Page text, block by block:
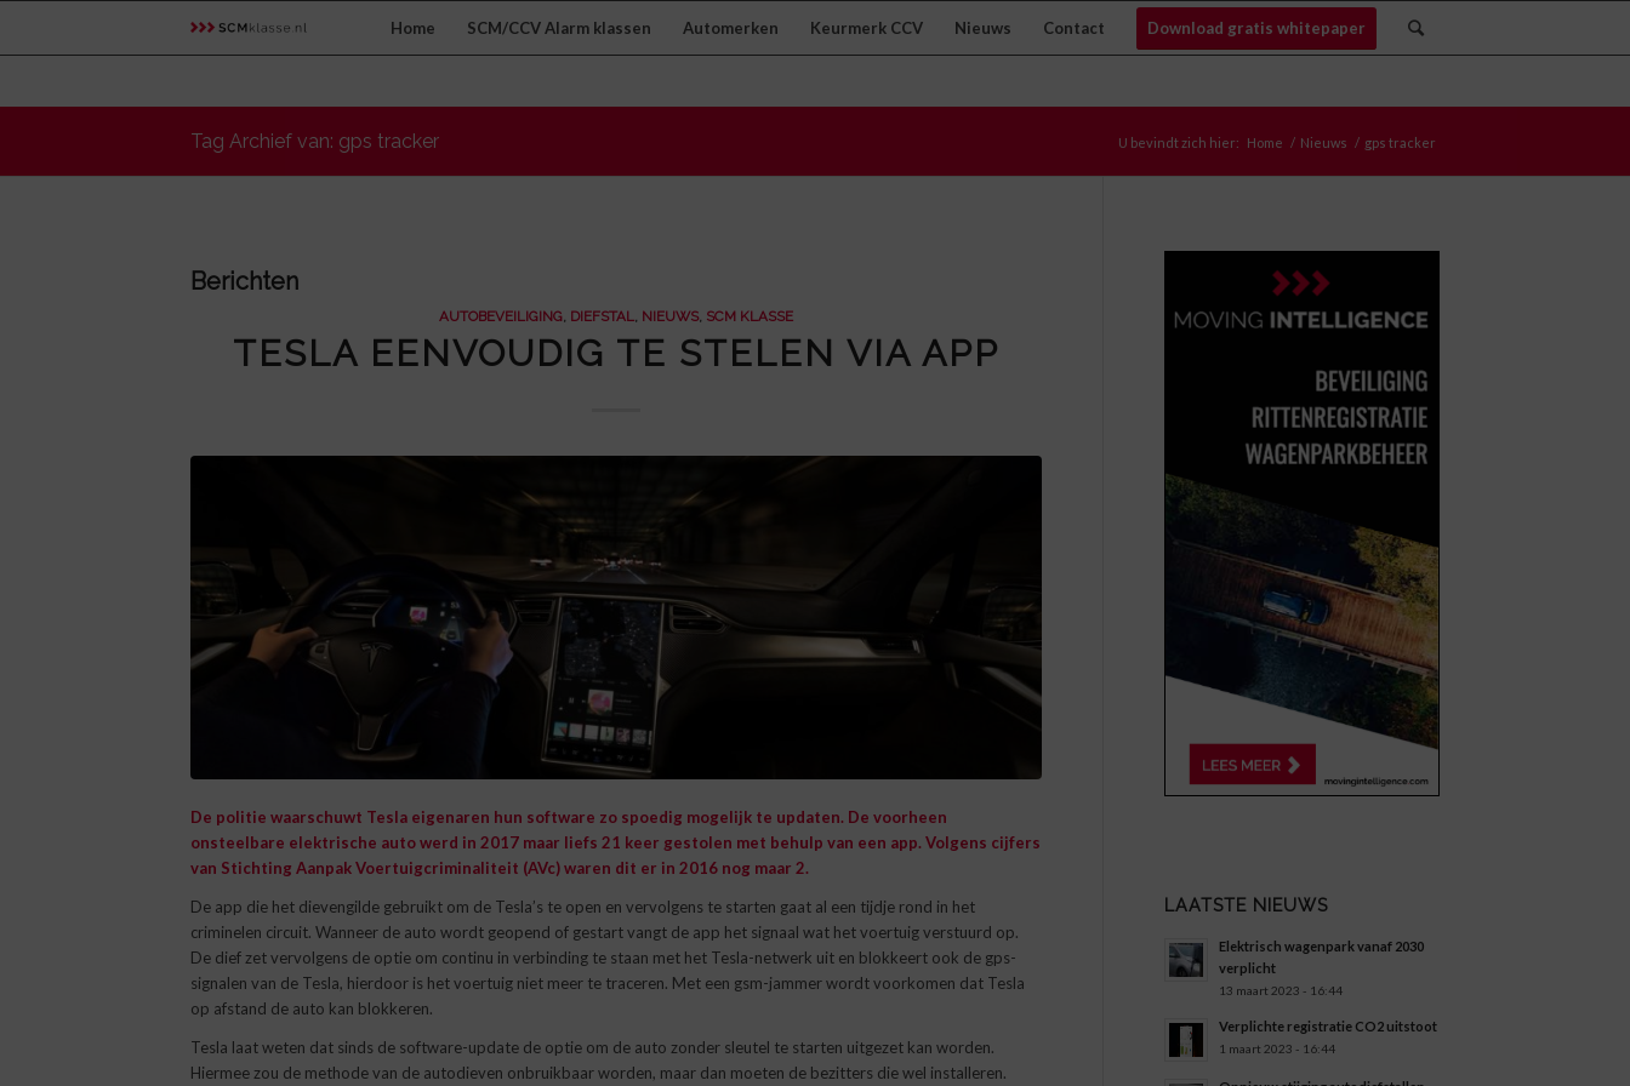
Home SCM/CCV Alarm klassen Automerken Keurmerk CCV Nieuws Contact Download gratis whitepaper
Tag Archief van: gps tracker U bevindt zich hier: Home / Nieuws / gps tracker
Berichten
AUTOBEVEILIGING, DIEFSTAL, NIEUWS, SCM KLASSE
TESLA EENVOUDIG TE STELEN VIA APP
De politie waarschuwt Tesla eigenaren hun software zo spoedig mogelijk te updaten. De voorheen
onsteelbare elektrische auto werd in 2017 maar liefs 21 keer gestolen met behulp van een app. Volgens cijfers
van Stichting Aanpak Voertuigcriminaliteit (AVc) waren dit er in 2016 nog maar 2.
De app die het dievengilde gebruikt om de Tesla’s te open en vervolgens te starten gaat al een tijdje rond in het
criminelen circuit. Wanneer de auto wordt geopend of gestart vangt de app het signaal wat het voertuig verstuurd op.
De dief zet vervolgens de optie om continu in verbinding te staan met het Tesla-netwerk uit en blokkeert ook de gps-
signalen van de Tesla, hierdoor is het voertuig niet meer te traceren. Met een gsm-jammer wordt voorkomen dat Tesla
op afstand de auto kan blokkeren.
Tesla laat weten dat sinds de software-update de optie om de auto zonder sleutel te starten uitgezet kan worden.
Hiermee zou de methode van de autodieven onbruikbaar worden, maar dan moeten de bezitters die wel installeren.
LAATSTE NIEUWS
Elektrisch wagenpark vanaf 2030
verplicht
13 maart 2023 - 16:44
Verplichte registratie CO2 uitstoot
1 maart 2023 - 16:44